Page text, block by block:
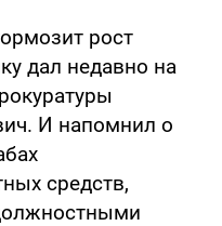
рост
дал недавно на
И напомнил о
средств,